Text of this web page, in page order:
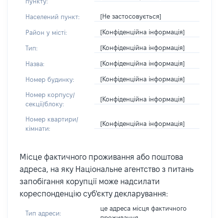
Населений пункт: [Не застосовується]
Район у місті: [Конфіденційна інформація]
Тип: [Конфіденційна інформація]
Назва: [Конфіденційна інформація]
Номер будинку: [Конфіденційна інформація]
Номер корпусу/
секції/блоку:
[Конфіденційна інформація]
Номер квартири/
кімнати:
[Конфіденційна інформація]
Місце фактичного проживання або поштова
адреса, на яку Національне агентство з питань
запобігання корупції може надсилати
кореспонденцію суб'єкту декларування:
Тип адреси:
це адреса місця фактичного